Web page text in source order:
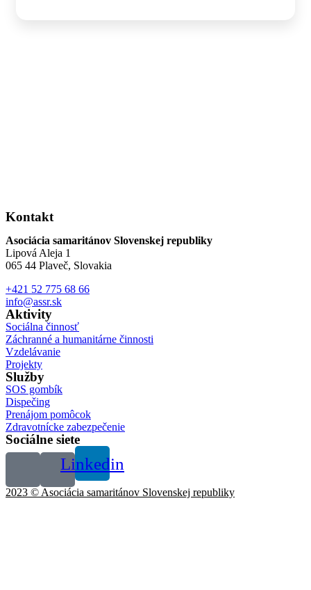
Kontakt
Asociácia samaritánov Slovenskej republiky
Lipová Aleja 1
065 44 Plaveč, Slovakia
+421 52 775 68 66
info@assr.sk
Aktivity
Sociálna činnosť
Záchranné a humanitárne činnosti
Vzdelávanie
Projekty
Služby
SOS gombík
Dispečing
Prenájom pomôcok
Zdravotnícke zabezpečenie
Sociálne siete
Linkedin
2023 © Asociácia samaritánov Slovenskej republiky